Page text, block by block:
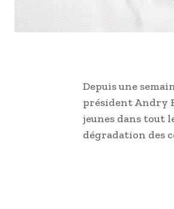
Depuis une
président Andry
jeunes dans tout
dégradation des